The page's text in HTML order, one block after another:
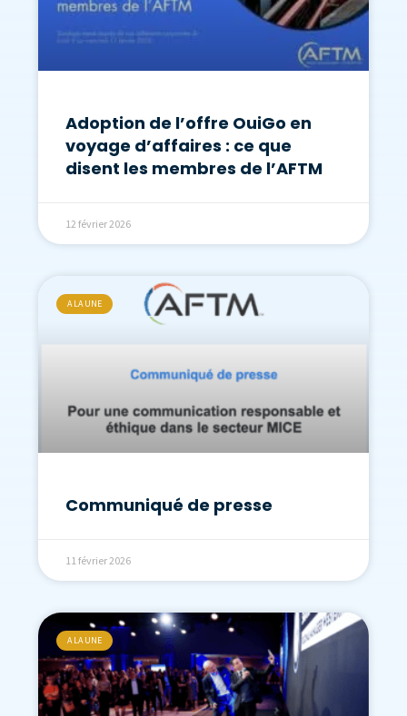
Adoption de l’offre OuiGo en
voyage d’affaires : ce que
disent les membres de l’AFTM
12 février 2026
A LA UNE
Communiqué de presse
11 février 2026
A LA UNE